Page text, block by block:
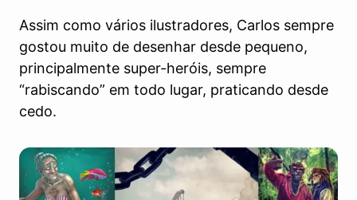
Assim como vários ilustradores, Carlos sempre
gostou muito de desenhar desde pequeno,
principalmente super-heróis, sempre
“rabiscando” em todo lugar, praticando desde
cedo.